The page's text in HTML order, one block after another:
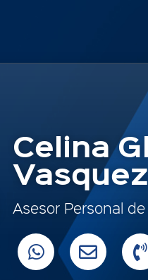
Celina
Vasquez
Asesor Personal